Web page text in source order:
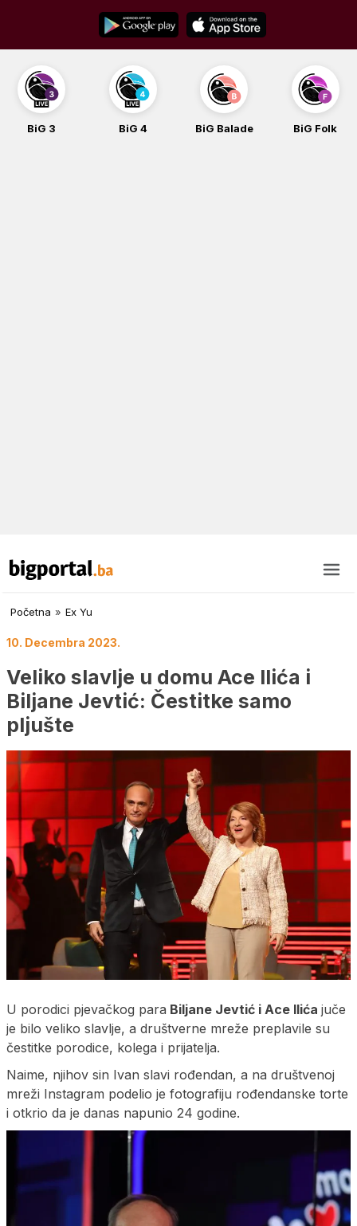
content
BiG 4 BiG Balade BiG Folk BiG iG
Početna » Ex Yu
10. Decembra 2023.
Veliko slavlje u domu Ace Ilića i
Biljane Jevtić: Čestitke samo
pljušte
U porodici pjevačkog para Biljane Jevtić i Ace Ilića juče
je bilo veliko slavlje, a društverne mreže preplavile su
čestitke porodice, kolega i prijatelja.
Naime, njihov sin Ivan slavi rođendan, a na društvenoj
mreži Instagram podelio je fotografiju rođendanske torte
i otkrio da je danas napunio 24 godine.